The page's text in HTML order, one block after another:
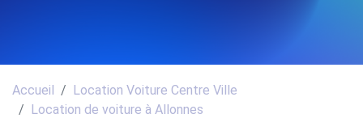
Accueil
Location Voiture Centre Ville
Location de voiture à Allonnes